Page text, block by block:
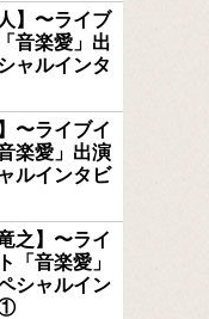
】〜ライブ
音楽愛」出
ャルインタ
〜ライブイ
楽愛」出演
ルインタビ
之】〜ライ
「音楽愛」
シャルイン
①